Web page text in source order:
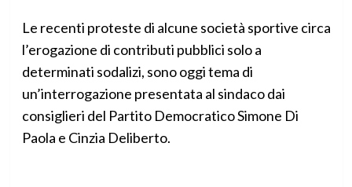
Le recenti proteste di alcune società sportive circa
l’erogazione di contributi pubblici solo a
determinati sodalizi, sono oggi tema di
un’interrogazione presentata al sindaco dai
consiglieri del Partito Democratico Simone Di
Paola e Cinzia Deliberto.